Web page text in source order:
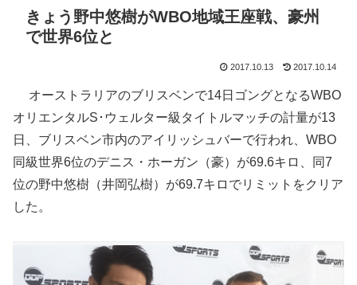
きょう野中悠樹がWBO地域王座戦、豪州
で世界6位と
2017.10.13 2017.10.14
オーストラリアのブリスベンで14日ゴングとなるWBO
オリエンタルS･ウェルター級タイトルマッチの計量が13
日、ブリスベン市内のアイリッシュバーで行われ、WBO
同級世界6位のデニス・ホーガン（豪）が69.6キロ、同7
位の野中悠樹（井岡弘樹）が69.7キロでリミットをクリア
した。